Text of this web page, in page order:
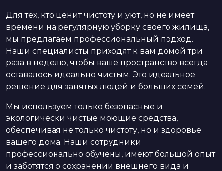
Для тех, кто ценит чистоту и уют, но не имеет
времени на регулярную уборку своего жилища,
мы предлагаем профессиональный подход.
Наши специалисты приходят к вам домой три
раза в неделю, чтобы ваше пространство всегда
оставалось идеально чистым. Это идеальное
решение для занятых людей и больших семей.
Мы используем только безопасные и
экологически чистые моющие средства,
обеспечивая не только чистоту, но и здоровье
вашего дома. Наши сотрудники
профессионально обучены, имеют большой опыт
и заботятся о сохранении внешнего вида и